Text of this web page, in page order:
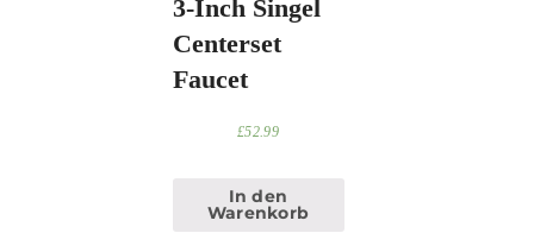
3-Inch Singel
Centerset
Faucet
£52.99
In den
Warenkorb